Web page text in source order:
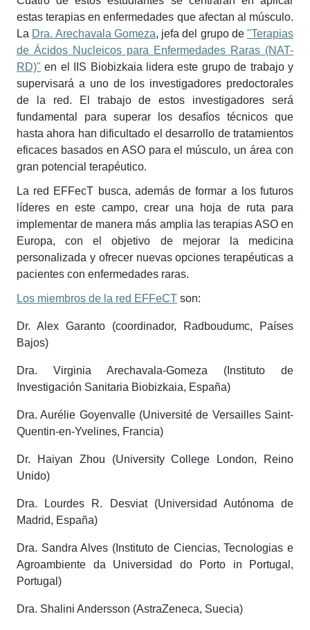
estas terapias en enfermedades que afectan al músculo.
La Dra. Arechavala Gomeza, jefa del grupo de "Terapias
de Ácidos Nucleicos para Enfermedades Raras (NAT-
RD)" en el IIS Biobizkaia lidera este grupo de trabajo y
supervisará a uno de los investigadores predoctorales
de la red. El trabajo de estos investigadores será
fundamental para superar los desafíos técnicos que
hasta ahora han dificultado el desarrollo de tratamientos
eficaces basados en ASO para el músculo, un área con
gran potencial terapéutico.
La red EFFecT busca, además de formar a los futuros
líderes en este campo, crear una hoja de ruta para
implementar de manera más amplia las terapias ASO en
Europa, con el objetivo de mejorar la medicina
personalizada y ofrecer nuevas opciones terapéuticas a
pacientes con enfermedades raras.
Los miembros de la red EFFeCT son:
Dr. Alex Garanto (coordinador, Radboudumc, Países
Bajos)
Dra. Virginia Arechavala-Gomeza (Instituto de
Investigación Sanitaria Biobizkaia, España)
Dra. Aurélie Goyenvalle (Université de Versailles Saint-
Quentin-en-Yvelines, Francia)
Dr. Haiyan Zhou (University College London, Reino
Unido)
Dra. Lourdes R. Desviat (Universidad Autónoma de
Madrid, España)
Dra. Sandra Alves (Instituto de Ciencias, Tecnologias e
Agroambiente da Universidad do Porto in Portugal,
Portugal)
Dra. Shalini Andersson (AstraZeneca, Suecia)